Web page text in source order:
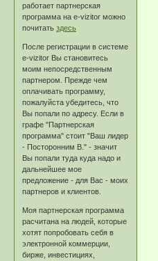
работает партнерская
программа на e-vizitor можно
почитатьздесь
После регистрации в системе
e-vizitor Вы становитесь
моим непосредственным
партнером. Прежде чем
оплачивать программу,
пожалуйста убедитесь, что
Вы попали по адресу. Если в
графе "Партнерская
программа" стоит "Ваш лидер
- Посторонним В." - значит
Вы попали туда куда надо и
дальнейшее мое
предложение - для Вас - моих
партнеров и клиентов.
Моя партнерская программа
расчитана на людей, которые
хотят попробовать себя в
электронной коммерции,
бирже, инвестициях,